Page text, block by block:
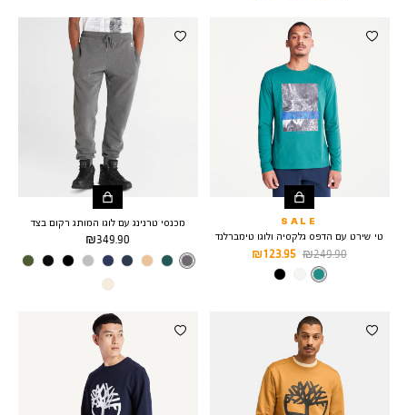
SALE
טי שירט עם הדפס גלקסיה ולוגו טימברלנד
מחיר
מוצר
123.95 ₪
מחיר
249.90 ₪
צבע
Crystal
מכנסי טרנינג עם לוגו המותג רקום בצד
מחיר
מוצר
349.90 ₪
צבע
DARK
GREY
HEATHER